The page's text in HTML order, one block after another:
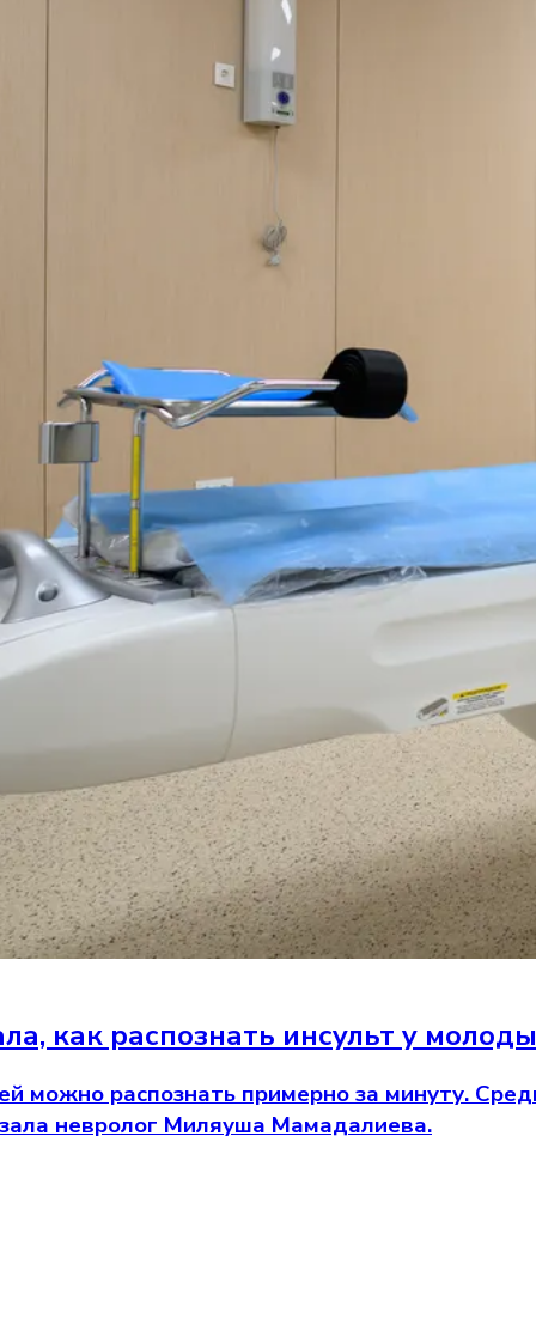
14:27
Невролог рассказала, как распознать
инсульт у молодых людей за минуту
повысят выплаты с сентября
как распознать инсульт у
можно распознать примерно за минуту.
невролог Миляуша Мамадалиева.